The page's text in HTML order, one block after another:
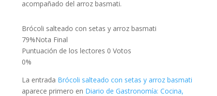
acompañado del arroz basmati.
Brócoli salteado con setas y arroz basmati
79%Nota Final
Puntuación de los lectores 0 Votos
0%
La entrada Brócoli salteado con setas y arroz basmati
aparece primero en Diario de Gastronomía: Cocina,